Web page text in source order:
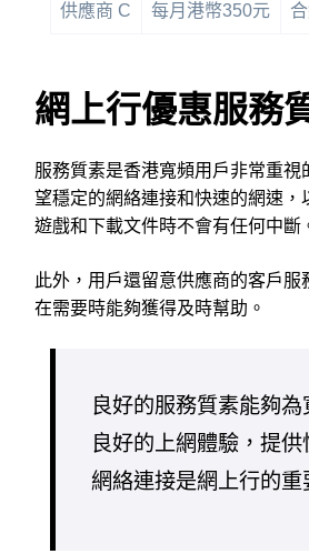
供應商 C 每月港幣350元
網上行優惠服務
服務質素是香港寬頻用戶非常重視
望穩定的網絡連接和快速的網速，
遊戲和下載文件時不會有任何中斷
此外，用戶還留意供應商的客戶服
在需要時能夠獲得及時幫助。
良好的服務質素能夠
良好的上網體驗，提
網絡連接是網上行的重